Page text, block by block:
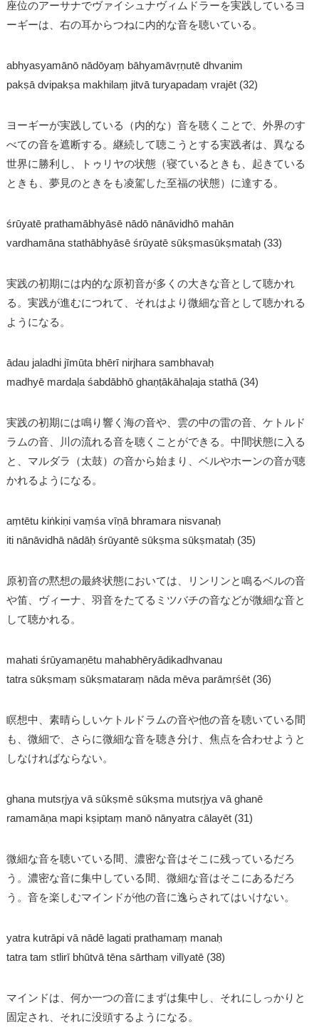
座位のアーサナでヴァイシュナヴィムドラーを実践しているヨ
ーギーは、右の耳からつねに内的な音を聴いている。
abhyasyamānō nādōyaṃ bāhyamāvṛṇutē dhvanim
pakṣā dvipakṣa makhilaṃ jitvā turyapadaṃ vrajēt (32)
ヨーギーが実践している（内的な）音を聴くことで、外界のす
べての音を遮断する。継続して聴こうとする実践者は、異なる
世界に勝利し、トゥリヤの状態（寝ているときも、起きている
ときも、夢見のときをも凌駕した至福の状態）に達する。
śrūyatē prathamābhyāsē nādō nānāvidhō mahān
vardhamāna stathābhyāsē śrūyatē sūkṣmasūkṣmataḥ (33)
実践の初期には内的な原初音が多くの大きな音として聴かれ
る。実践が進むにつれて、それはより微細な音として聴かれる
ようになる。
ādau jaladhi jīmūta bhērī nirjhara sambhavaḥ
madhyē mardaḷa śabdābhō ghaṇṭākāhaḷaja stathā (34)
実践の初期には鳴り響く海の音や、雲の中の雷の音、ケトルド
ラムの音、川の流れる音を聴くことができる。中間状態に入る
と、マルダラ（太鼓）の音から始まり、ベルやホーンの音が聴
かれるようになる。
aṃtētu kiṅkiṇi vaṃśa vīṇā bhramara nisvanaḥ
iti nānāvidhā nādāḥ śrūyantē sūkṣma sūkṣmataḥ (35)
原初音の黙想の最終状態においては、リンリンと鳴るベルの音
や笛、ヴィーナ、羽音をたてるミツバチの音などが微細な音と
して聴かれる。
mahati śrūyamaṇētu mahabhēryādikadhvanau
tatra sūkṣmaṃ sūkṣmataraṃ nāda mēva parāmṛśēt (36)
瞑想中、素晴らしいケトルドラムの音や他の音を聴いている間
も、微細で、さらに微細な音を聴き分け、焦点を合わせようと
しなければならない。
ghana mutsṛjya vā sūkṣmē sūkṣma mutsṛjya vā ghanē
ramamāṇa mapi kṣiptaṃ manō nānyatra cālayēt (31)
微細な音を聴いている間、濃密な音はそこに残っているだろ
う。濃密な音に集中している間、微細な音はそこにあるだろ
う。音を楽しむマインドが他の音に逸らされてはいけない。
yatra kutrāpi vā nādē lagati prathamaṃ manaḥ
tatra tam stlirī bhūtvā tēna sārthaṃ vilīyatē (38)
マインドは、何か一つの音にまずは集中し、それにしっかりと
固定され、それに没頭するようになる。